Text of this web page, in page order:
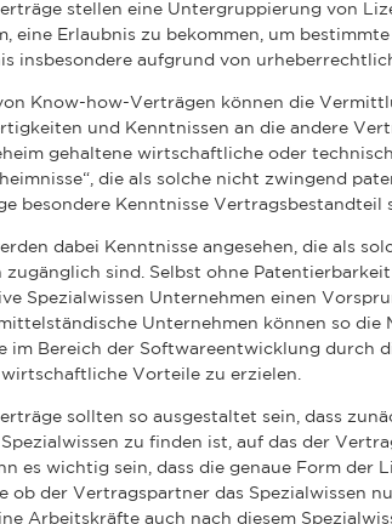
stellen eine Untergruppierung von
eine Erlaubnis zu bekommen, um
insbesondere aufgrund von
Know-how-Verträgen können die
und Kenntnissen an die andere
gehaltene wirtschaftliche oder
die als solche nicht zwingend
besondere Kenntnisse Vertragsbestandteil
dabei Kenntnisse angesehen, die als
zugänglich sind. Selbst ohne
Spezialwissen Unternehmen einen
Unternehmen können so die
im Bereich der Softwareentwicklung durch
Vorteile zu erzielen.
sollten so ausgestaltet sein, dass
zu finden ist, auf das der
es wichtig sein, dass die genaue Form der
ob der Vertragspartner das Spezialwissen
Arbeitskräfte auch nach diesem